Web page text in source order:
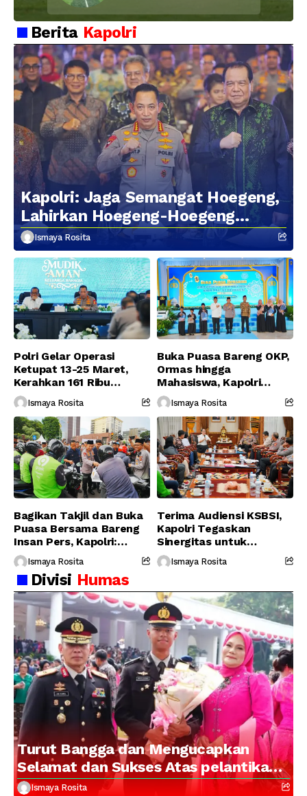
Kebersamaan Personel
Berita Kapolri
Kapolri: Jaga Semangat Hoegeng,
Lahirkan Hoegeng-Hoegeng
Berikutnya
Ismaya Rosita
Polri Gelar Operasi
Ketupat 13-25 Maret,
Kerahkan 161 Ribu
Personel Gabungan
Ismaya Rosita
Buka Puasa Bareng OKP,
Ormas hingga
Mahasiswa, Kapolri
Serukan Jaga
Persatuan-Dukung
Program Pemerintah
Ismaya Rosita
Bagikan Takjil dan Buka
Puasa Bersama Bareng
Insan Pers, Kapolri:
Suara Media Suara
Publik
Ismaya Rosita
Terima Audiensi KSBSI,
Kapolri Tegaskan
Sinergitas untuk
Perjuangkan Hak Buruh
Ismaya Rosita
Divisi Humas
Turut Bangga dan Mengucapkan
Selamat dan Sukses Atas pelantikan
Putra Brigjen Pol Drs, A.M Kamal.
Ismaya Rosita